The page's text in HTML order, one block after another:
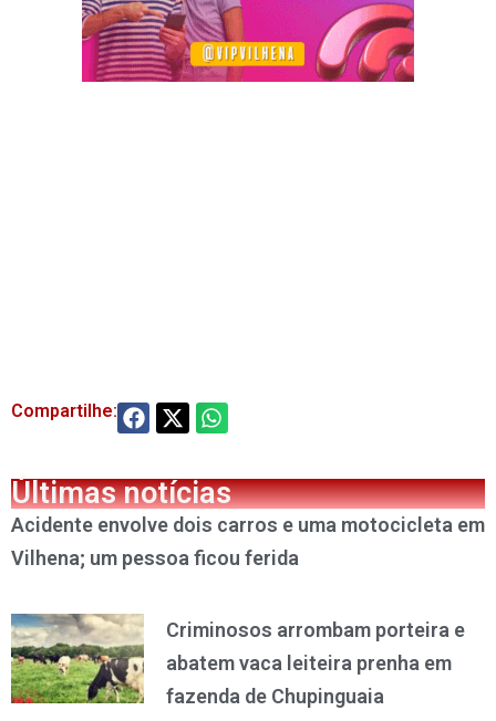
Compartilhe:
Últimas notícias
Acidente envolve dois carros e uma motocicleta em
Vilhena; um pessoa ficou ferida
Criminosos arrombam porteira e
abatem vaca leiteira prenha em
fazenda de Chupinguaia